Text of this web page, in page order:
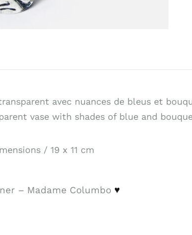
avec nuances de bleus et
vase with shades of blue and
/ 19 x 11 cm
– Madame Columbo ♥